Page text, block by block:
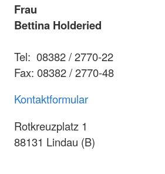
Frau
Bettina Holderied
Tel: 08382 / 2770-22
Fax: 08382 / 2770-48
Kontaktformular
Rotkreuzplatz 1
88131 Lindau (B)